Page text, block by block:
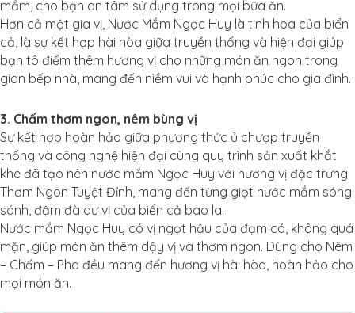
mắm, cho bạn an tâm sử dụng trong mọi bữa ăn.
Hơn cả một gia vị, Nước Mắm Ngọc Huy là tinh hoa của biển
cả, là sự kết hợp hài hòa giữa truyền thống và hiện đại giúp
bạn tô điểm thêm hương vị cho những món ăn ngon trong
gian bếp nhà, mang đến niềm vui và hạnh phúc cho gia đình.
3. Chấm thơm ngon, nêm bùng vị
Sự kết hợp hoàn hảo giữa phương thức ủ chượp truyền
thống và công nghệ hiện đại cùng quy trình sản xuất khắt
khe đã tạo nên nước mắm Ngọc Huy với hương vị đặc trưng
Thơm Ngon Tuyệt Đỉnh, mang đến từng giọt nước mắm sóng
sánh, đậm đà dư vị của biển cả bao la.
Nước mắm Ngọc Huy có vị ngọt hậu của đạm cá, không quá
mặn, giúp món ăn thêm dậy vị và thơm ngon. Dùng cho Nêm
– Chấm – Pha đều mang đến hương vị hài hòa, hoàn hảo cho
mọi món ăn.